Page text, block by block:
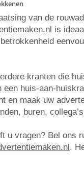
van de
is
kranten die
huis-aan-
en maak uw
buren,
u vragen? Bel ons
.